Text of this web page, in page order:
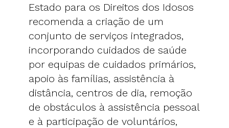
Estado para os Direitos dos Idosos
recomenda a criação de um
conjunto de serviços integrados,
incorporando cuidados de saúde
por equipas de cuidados primários,
apoio às famílias, assistência à
distância, centros de dia, remoção
de obstáculos à assistência pessoal
e à participação de voluntários,